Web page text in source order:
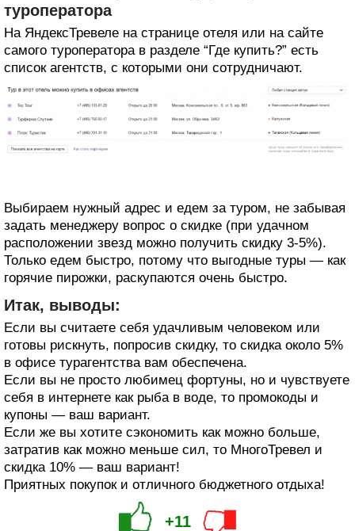
туроператора
На ЯндексТревеле на странице отеля или на сайте
самого туроператора в разделе “Где купить?” есть
список агентств, с которыми они сотрудничают.
Выбираем нужный адрес и едем за туром, не забывая
задать менеджеру вопрос о скидке (при удачном
расположении звезд можно получить скидку 3-5%).
Только едем быстро, потому что выгодные туры — как
горячие пирожки, раскупаются очень быстро.
Итак, выводы:
Если вы считаете себя удачливым человеком или
готовы рискнуть, попросив скидку, то скидка около 5%
в офисе турагентства вам обеспечена.
Если вы не просто любимец фортуны, но и чувствуете
себя в интернете как рыба в воде, то промокоды и
купоны — ваш вариант.
Если же вы хотите сэкономить как можно больше,
затратив как можно меньше сил, то МногоТревел и
скидка 10% — ваш вариант!
Приятных покупок и отличного бюджетного отдыха!
+11